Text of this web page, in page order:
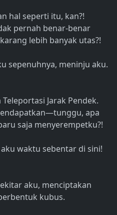
hal seperti itu, kan?!
pernah benar-benar
lebih banyak utas?!
sepenuhnya, meninju aku.
Jarak Pendek.
apa
saja menyerempetku?!
waktu sebentar di sini!
aku, menciptakan
kubus.